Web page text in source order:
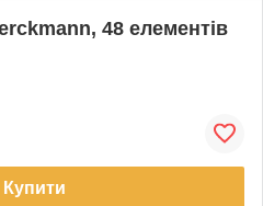
48 елементів
Купити